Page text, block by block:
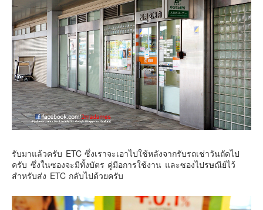
รับมาแล้วครับ ETC ซึ่งเราจะเอาไปใช้หลังจากรับรถเช่าวันถัดไป
ครับ ซึ่งในซองจะมีทั้งบัตร คู่มือการใช้งาน และซองไปรษณีย์ไว้
สำหรับส่ง ETC กลับไปด้วยครับ